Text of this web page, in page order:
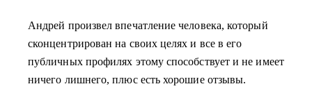
Андрей произвел впечатление человека, который
сконцентрирован на своих целях и все в его
публичных профилях этому способствует и не имеет
ничего лишнего, плюс есть хорошие отзывы.